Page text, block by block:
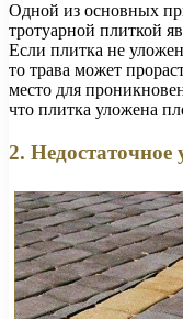
Одной из основных
тротуарной плиткой
Если плитка не
то трава может
место для
что плитка уложена
2. Недостаточное